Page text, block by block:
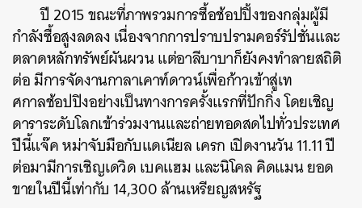
ปี 2015 ขณะที่ภาพรวมการซื้อช้อปปิ้งของกลุ่มผู้มี
กำลังซื้อสูงลดลง เนื่องจากการปราบปรามคอร์รัปชั่นและ
ตลาดหลักทรัพย์ผันผวน แต่อาลีบาบาก็ยังคงทำลายสถิติ
ต่อ มีการจัดงานกาลาเคาท์ดาวน์เพื่อก้าวเข้าสู่เท
ศกาลช้อปปิงอย่างเป็นทางการครั้งแรกที่ปักกิ่ง โดยเชิญ
ดาราระดับโลกเข้าร่วมงานและถ่ายทอดสดไปทั่วประเทศ
ปีนี้แจ๊ค หม่าจับมือกับแดเนียล เครก เปิดงานวัน 11.11 ปี
ต่อมามีการเชิญเดวิด เบคแฮม และนิโคล คิดแมน ยอด
ขายในปีนี้เท่ากับ 14,300 ล้านเหรียญสหรัฐ